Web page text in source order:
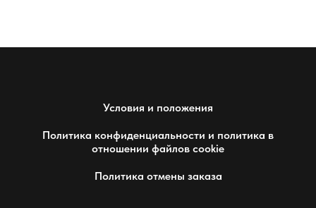
Условия и положения
Политика конфиденциальности и политика в
отношении файлов cookie
Политика отмены заказа